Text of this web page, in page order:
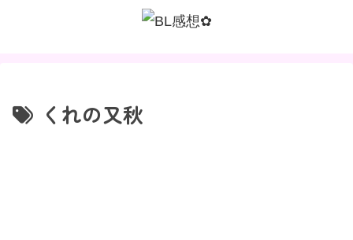
くれの又秋